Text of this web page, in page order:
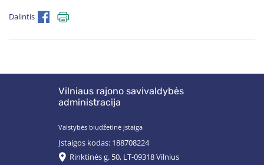
Dalintis
Vilniaus rajono savivaldybės
administracija
Valstybės biudžetinė įstaiga
Įstaigos kodas: 188708224
Rinktinės g. 50, LT-09318 Vilnius